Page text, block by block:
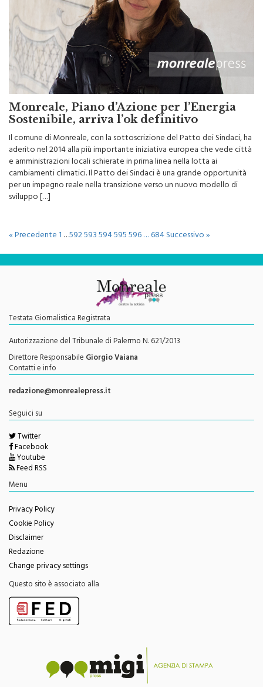
Monreale, Piano d’Azione per l’Energia
Sostenibile, arriva l’ok definitivo
Il comune di Monreale, con la sottoscrizione del Patto dei Sindaci, ha
aderito nel 2014 alla più importante iniziativa europea che vede città
e amministrazioni locali schierate in prima linea nella lotta ai
cambiamenti climatici. Il Patto dei Sindaci è una grande opportunità
per un impegno reale nella transizione verso un nuovo modello di
sviluppo […]
« Precedente1…592593594595596…684Successivo »
Testata Giornalistica Registrata
Autorizzazione del Tribunale di Palermo N. 621/2013
Direttore Responsabile Giorgio Vaiana
Contatti e info
redazione@monrealepress.it
Seguici su
Twitter
Facebook
Youtube
Feed RSS
Menu
Privacy Policy
Cookie Policy
Disclaimer
Redazione
Change privacy settings
Questo sito è associato alla